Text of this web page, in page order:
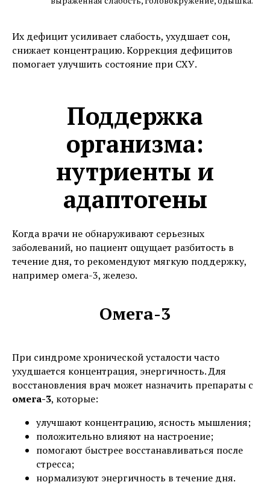
Их дефицит усиливает слабость, ухудшает сон,
снижает концентрацию. Коррекция дефицитов
помогает улучшить состояние при СХУ.
Поддержка
организма:
нутриенты и
адаптогены
Когда врачи не обнаруживают серьезных
заболеваний, но пациент ощущает разбитость в
течение дня, то рекомендуют мягкую поддержку,
например омега-3, железо.
Омега-3
При синдроме хронической усталости часто
ухудшается концентрация, энергичность. Для
восстановления врач может назначить препараты с
омега-3, которые:
улучшают концентрацию, ясность мышления;
положительно влияют на настроение;
помогают быстрее восстанавливаться после
стресса;
нормализуют энергичность в течение дня.